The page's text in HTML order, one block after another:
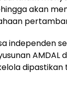
akan
independen
dipastikan